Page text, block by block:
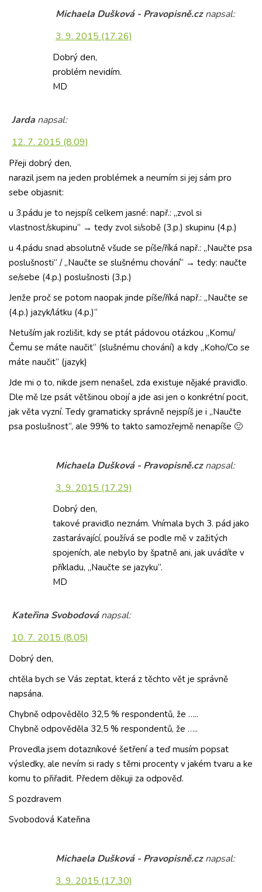
Michaela Dušková - Pravopisně.cz napsal:
3. 9. 2015 (17.26)
Dobrý den,
problém nevidím.
MD
Jarda napsal:
12. 7. 2015 (8.09)
Přeji dobrý den,
narazil jsem na jeden problémek a neumím si jej sám pro
sebe objasnit:
u 3.pádu je to nejspíš celkem jasné: např.: „zvol si
vlastnost/skupinu“ → tedy zvol si/sobě (3.p.) skupinu (4.p.)
u 4.pádu snad absolutně všude se píše/říká např.: „Naučte psa
poslušnosti“ / „Naučte se slušnému chování“ → tedy: naučte
se/sebe (4.p.) poslušnosti (3.p.)
Jenže proč se potom naopak jinde píše/říká např.: „Naučte se
(4.p.) jazyk/látku (4.p.)“
Netuším jak rozlišit, kdy se ptát pádovou otázkou „Komu/
Čemu se máte naučit“ (slušnému chování) a kdy „Koho/Co se
máte naučit“ (jazyk)
Jde mi o to, nikde jsem nenašel, zda existuje nějaké pravidlo.
Dle mě lze psát většinou obojí a jde asi jen o konkrétní pocit,
jak věta vyzní. Tedy gramaticky správně nejspíš je i „Naučte
psa poslušnost“, ale 99% to takto samozřejmě nenapíše 🙂
Michaela Dušková - Pravopisně.cz napsal:
3. 9. 2015 (17.29)
Dobrý den,
takové pravidlo neznám. Vnímala bych 3. pád jako
zastarávající, používá se podle mě v zažitých
spojeních, ale nebylo by špatně ani, jak uvádíte v
příkladu, „Naučte se jazyku“.
MD
Kateřina Svobodová napsal:
10. 7. 2015 (8.05)
Dobrý den,
chtěla bych se Vás zeptat, která z těchto vět je správně
napsána.
Chybně odpovědělo 32,5 % respondentů, že …..
Chybně odpověděla 32,5 % respondentů, že …..
Provedla jsem dotazníkové šetření a teď musím popsat
výsledky, ale nevím si rady s těmi procenty v jakém tvaru a ke
komu to přiřadit. Předem děkuji za odpověď.
S pozdravem
Svobodová Kateřina
Michaela Dušková - Pravopisně.cz napsal:
3. 9. 2015 (17.30)